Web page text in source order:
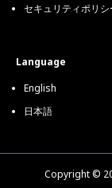
セキュリティポリシ
Language
English
日本語
Copyright ©